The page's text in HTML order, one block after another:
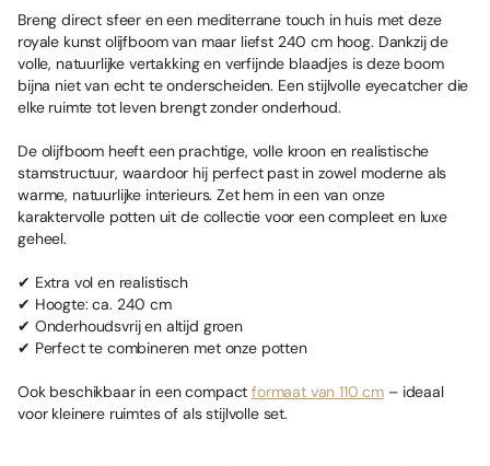
Breng direct sfeer en een mediterrane touch in huis met deze
royale kunst olijfboom van maar liefst 240 cm hoog. Dankzij de
volle, natuurlijke vertakking en verfijnde blaadjes is deze boom
bijna niet van echt te onderscheiden. Een stijlvolle eyecatcher die
elke ruimte tot leven brengt zonder onderhoud.
De olijfboom heeft een prachtige, volle kroon en realistische
stamstructuur, waardoor hij perfect past in zowel moderne als
warme, natuurlijke interieurs. Zet hem in een van onze
karaktervolle potten uit de collectie voor een compleet en luxe
geheel.
✔ Extra vol en realistisch
✔ Hoogte: ca. 240 cm
✔ Onderhoudsvrij en altijd groen
✔ Perfect te combineren met onze potten
Ook beschikbaar in een compactformaat van 110 cm – ideaal
voor kleinere ruimtes of als stijlvolle set.